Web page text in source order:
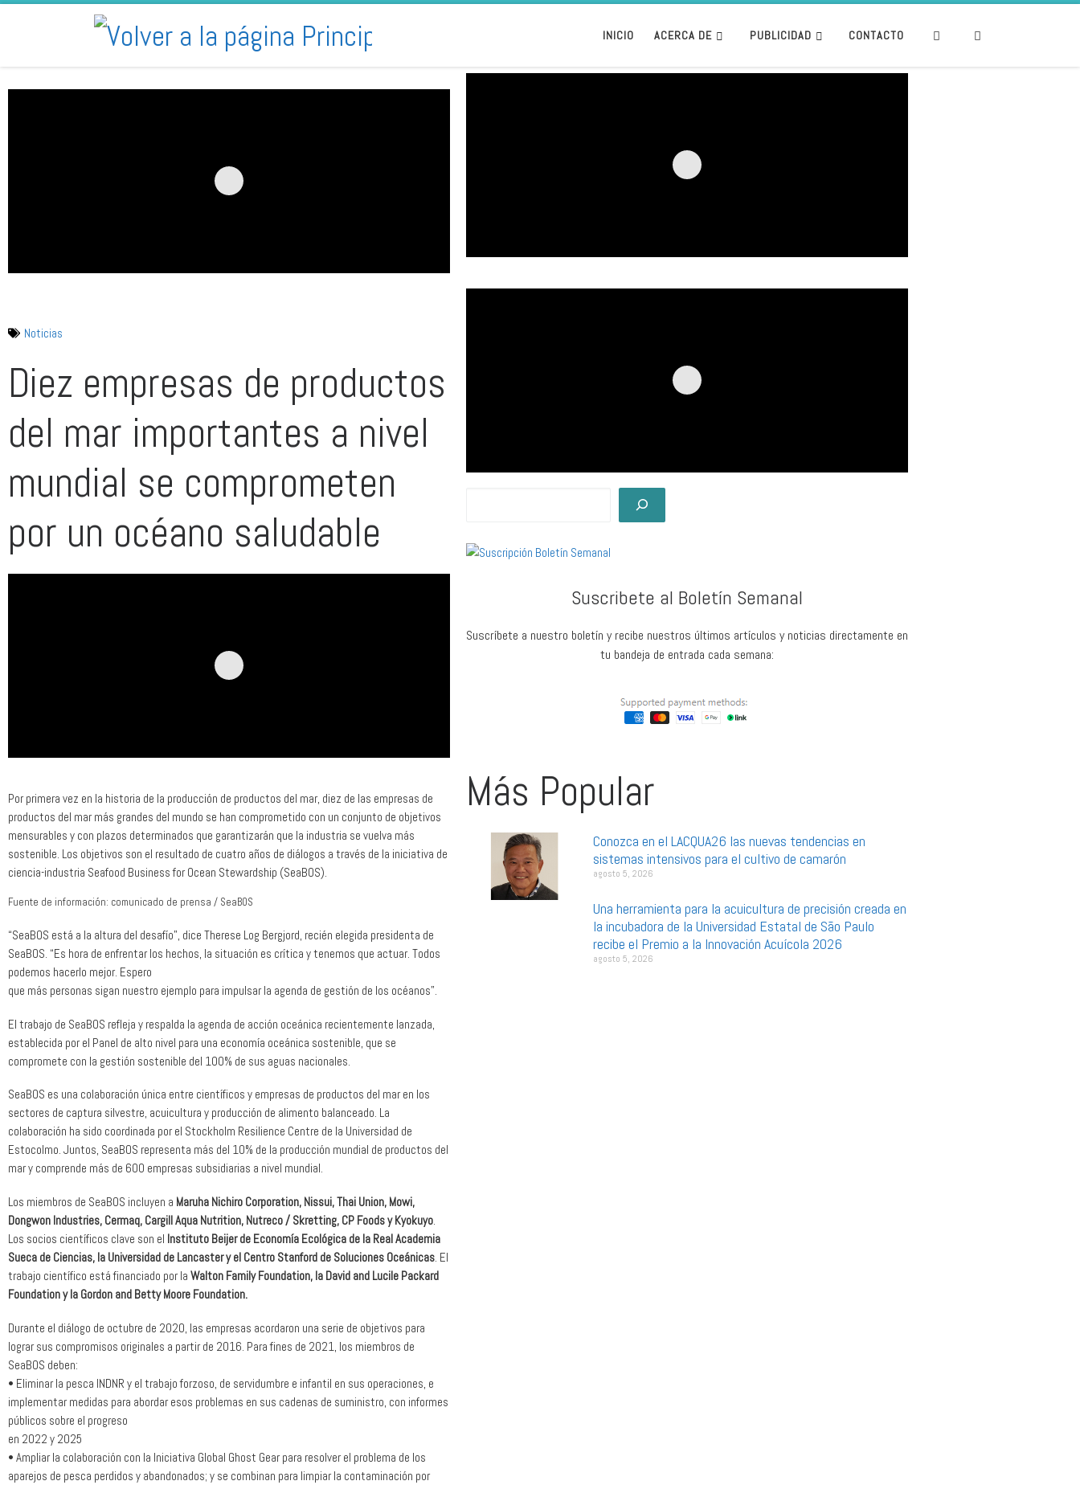
Skip to content
INICIO ACERCA DE PUBLICIDAD CONTACTO Search
Noticias
Diez empresas de productos
del mar importantes a nivel
mundial se comprometen
por un océano saludable
Por primera vez en la historia de la producción de productos del mar, diez de las empresas de
productos del mar más grandes del mundo se han comprometido con un conjunto de objetivos
mensurables y con plazos determinados que garantizarán que la industria se vuelva más
sostenible. Los objetivos son el resultado de cuatro años de diálogos a través de la iniciativa de
ciencia-industria Seafood Business for Ocean Stewardship (SeaBOS).
Fuente de información: comunicado de prensa / SeaBOS
“SeaBOS está a la altura del desafío”, dice Therese Log Bergjord, recién elegida presidenta de
SeaBOS. “Es hora de enfrentar los hechos, la situación es crítica y tenemos que actuar. Todos
podemos hacerlo mejor. Espero
que más personas sigan nuestro ejemplo para impulsar la agenda de gestión de los océanos”.
El trabajo de SeaBOS refleja y respalda la agenda de acción oceánica recientemente lanzada,
establecida por el Panel de alto nivel para una economía oceánica sostenible, que se
compromete con la gestión sostenible del 100% de sus aguas nacionales.
SeaBOS es una colaboración única entre científicos y empresas de productos del mar en los
sectores de captura silvestre, acuicultura y producción de alimento balanceado. La
colaboración ha sido coordinada por el Stockholm Resilience Centre de la Universidad de
Estocolmo. Juntos, SeaBOS representa más del 10% de la producción mundial de productos del
mar y comprende más de 600 empresas subsidiarias a nivel mundial.
Los miembros de SeaBOS incluyen a Maruha Nichiro Corporation, Nissui, Thai Union, Mowi,
Dongwon Industries, Cermaq, Cargill Aqua Nutrition, Nutreco / Skretting, CP Foods y Kyokuyo.
Los socios científicos clave son el Instituto Beijer de Economía Ecológica de la Real Academia
Sueca de Ciencias, la Universidad de Lancaster y el Centro Stanford de Soluciones Oceánicas. El
trabajo científico está financiado por la Walton Family Foundation, la David and Lucile Packard
Foundation y la Gordon and Betty Moore Foundation.
Durante el diálogo de octubre de 2020, las empresas acordaron una serie de objetivos para
lograr sus compromisos originales a partir de 2016. Para fines de 2021, los miembros de
SeaBOS deben:
• Eliminar la pesca INDNR y el trabajo forzoso, de servidumbre e infantil en sus operaciones, e
implementar medidas para abordar esos problemas en sus cadenas de suministro, con informes
públicos sobre el progreso
en 2022 y 2025
• Ampliar la colaboración con la Iniciativa Global Ghost Gear para resolver el problema de los
aparejos de pesca perdidos y abandonados; y se combinan para limpiar la contaminación por
Suscribete al Boletín Semanal
Suscríbete a nuestro boletín y recibe nuestros últimos artículos y noticias directamente en
tu bandeja de entrada cada semana:
Más Popular
Conozca en el LACQUA26 las nuevas tendencias en
sistemas intensivos para el cultivo de camarón
agosto 5, 2026
Una herramienta para la acuicultura de precisión creada en
la incubadora de la Universidad Estatal de São Paulo
recibe el Premio a la Innovación Acuícola 2026
agosto 5, 2026